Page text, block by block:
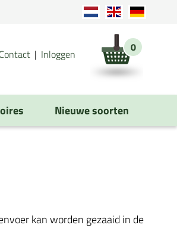
Contact Inloggen 0
Nieuwe soorten
kan worden gezaaid in de